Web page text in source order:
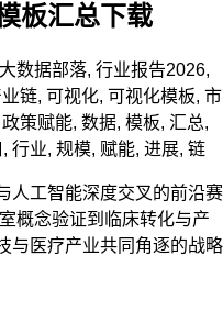
板汇总下载
大数据部落, 行业报告2026,
链, 可视化, 可视化模板, 市
政策赋能, 数据, 模板, 汇总,
, 行业, 规模, 赋能, 进展, 链
人工智能深度交叉的前沿赛
概念验证到临床转化与产
与医疗产业共同角逐的战略